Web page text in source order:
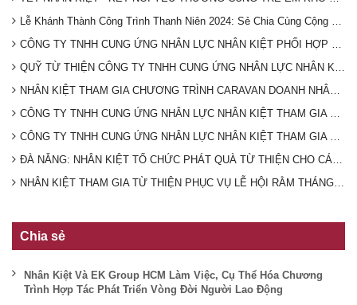
Chia sẻ
Nhân Kiệt Và EK Group HCM Làm Việc, Cụ Thể Hóa Chương
Trình Hợp Tác Phát Triển Vòng Đời Người Lao Động